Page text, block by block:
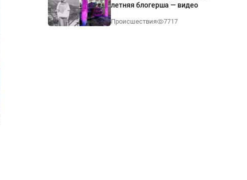
летняя блогерша — видео
Происшествия 7717